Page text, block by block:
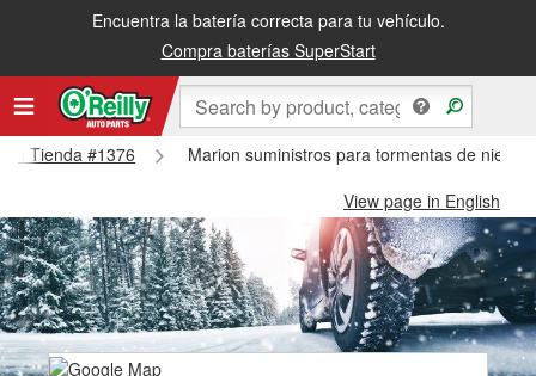
Encuentra la batería correcta para tu vehículo.
Compra baterías SuperStart
Tienda #1376
Marion suministros para tormentas de nieve
View page in English